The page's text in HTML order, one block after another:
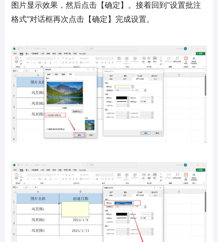
图片显示效果，然后点击【确定】。接着回到“设置批注
格式”对话框再次点击【确定】完成设置。